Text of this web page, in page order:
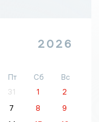
2026
Пт Сб
Вс
31 1
2
7 8
9